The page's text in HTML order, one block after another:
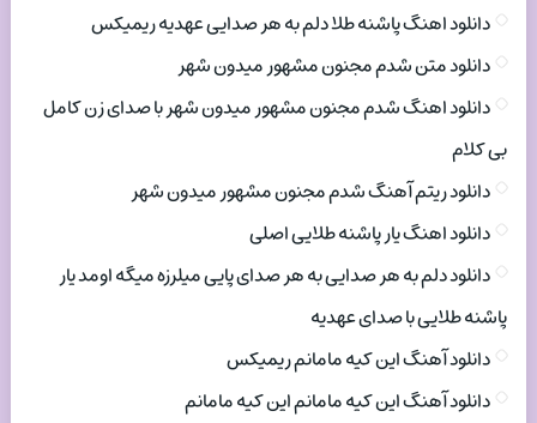
دانلود اهنگ پاشنه طلا دلم به هر صدایی عهدیه ریمیکس
دانلود متن شدم مجنون مشهور میدون شهر
دانلود اهنگ شدم مجنون مشهور میدون شهر با صدای زن کامل
بی کلام
دانلود ریتم آهنگ شدم مجنون مشهور میدون شهر
دانلود اهنگ یار پاشنه طلایی اصلی
دانلود دلم به هر صدایی به هر صدای پایی میلرزه میگه اومد یار
پاشنه طلایی با صدای عهدیه
دانلود آهنگ این کیه مامانم ریمیکس
دانلود آهنگ این کیه مامانم این کیه مامانم